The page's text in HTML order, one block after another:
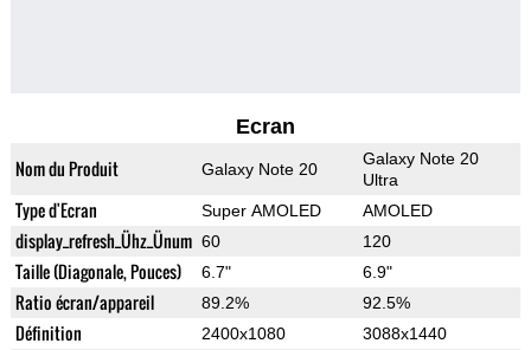
Ecran
Nom du Produit Galaxy Note 20
Galaxy Note 20
Ultra
Type d'Ecran Super AMOLED AMOLED
display_refresh_Ühz_Ünum 60 120
Taille (Diagonale, Pouces) 6.7" 6.9"
Ratio écran/appareil 89.2% 92.5%
Définition 2400x1080 3088x1440